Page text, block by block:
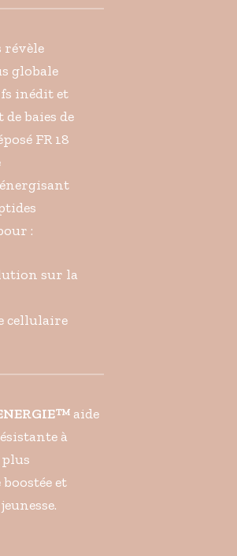
révèle
globale
inédit et
baies de
FR 18
:
sur la
cellulaire
aide
à
et